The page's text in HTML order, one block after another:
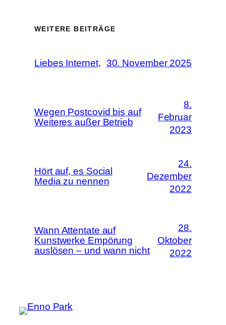
WEITERE BEITRÄGE
Liebes Internet, 30. November 2025
Wegen Postcovid bis auf
Weiteres außer Betrieb
8.
Februar
2023
Hört auf, es Social
Media zu nennen
24.
Dezember
2022
Wann Attentate auf
Kunstwerke Empörung
auslösen – und wann nicht
28.
Oktober
2022